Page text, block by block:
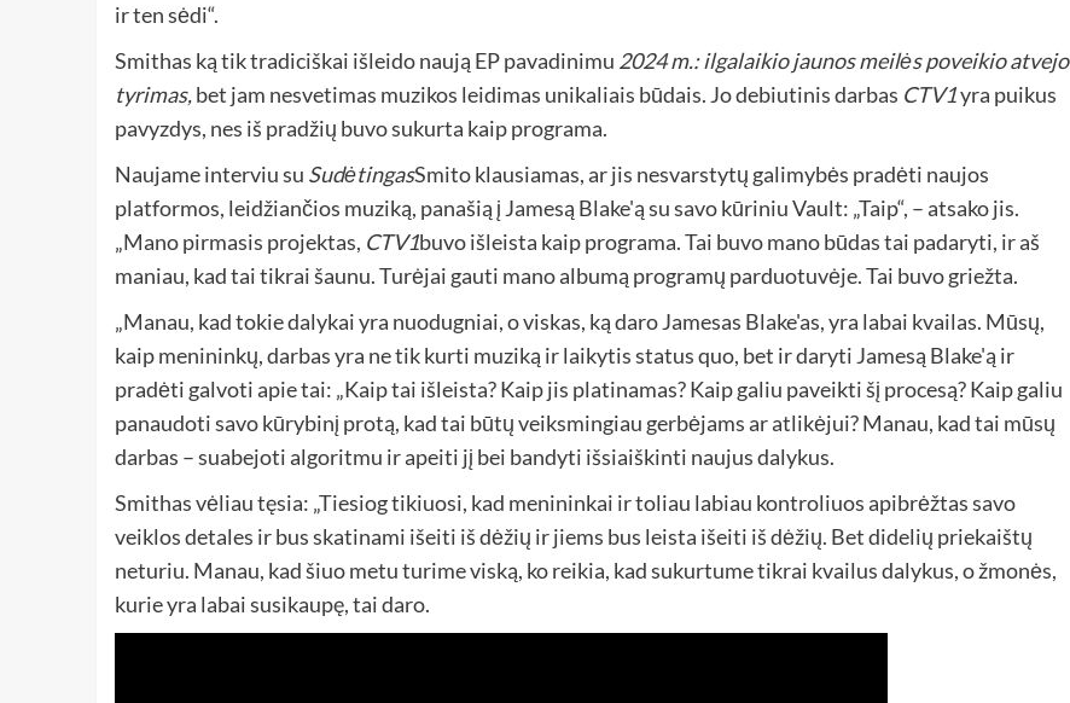
ir ten sėdi“.
Smithas ką tik tradiciškai išleido naują EP pavadinimu 2024 m.: ilgalaikio jaunos meilės poveikio atvejo
tyrimas,bet jam nesvetimas muzikos leidimas unikaliais būdais. Jo debiutinis darbas CTV1yra puikus
pavyzdys, nes iš pradžių buvo sukurta kaip programa.
Naujame interviu su SudėtingasSmito klausiamas, ar jis nesvarstytų galimybės pradėti naujos
platformos, leidžiančios muziką, panašią į Jamesą Blake'ą su savo kūriniu Vault: „Taip“, – atsako jis.
„Mano pirmasis projektas, CTV1buvo išleista kaip programa. Tai buvo mano būdas tai padaryti, ir aš
maniau, kad tai tikrai šaunu. Turėjai gauti mano albumą programų parduotuvėje. Tai buvo griežta.
„Manau, kad tokie dalykai yra nuodugniai, o viskas, ką daro Jamesas Blake'as, yra labai kvailas. Mūsų,
kaip menininkų, darbas yra ne tik kurti muziką ir laikytis status quo, bet ir daryti Jamesą Blake'ą ir
pradėti galvoti apie tai: „Kaip tai išleista? Kaip jis platinamas? Kaip galiu paveikti šį procesą? Kaip galiu
panaudoti savo kūrybinį protą, kad tai būtų veiksmingiau gerbėjams ar atlikėjui? Manau, kad tai mūsų
darbas – suabejoti algoritmu ir apeiti jį bei bandyti išsiaiškinti naujus dalykus.
Smithas vėliau tęsia: „Tiesiog tikiuosi, kad menininkai ir toliau labiau kontroliuos apibrėžtas savo
veiklos detales ir bus skatinami išeiti iš dėžių ir jiems bus leista išeiti iš dėžių. Bet didelių priekaištų
neturiu. Manau, kad šiuo metu turime viską, ko reikia, kad sukurtume tikrai kvailus dalykus, o žmonės,
kurie yra labai susikaupę, tai daro.